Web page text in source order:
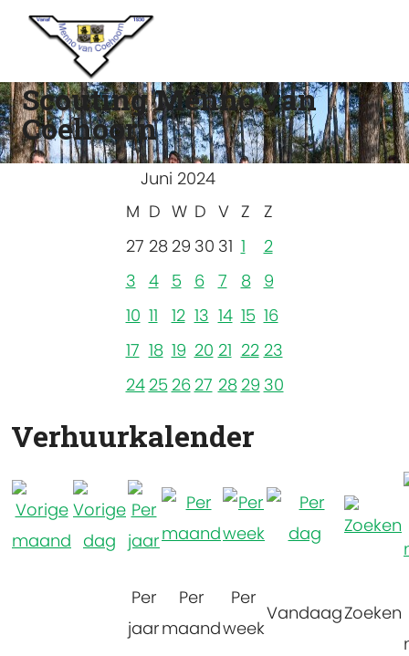
Scouting Menno van
Coehoorn
Juni 2024
M D W D V Z
Z
27 28 29 30 31 1
2
3 4 5 6 7 8
9
10 11 12 13 14 15 16
17 18 19 20 21 22 23
24 25 26 27 28 29 30
Verhuurkalender
Per
jaar
Per
maand
Per
week
VandaagZoeken